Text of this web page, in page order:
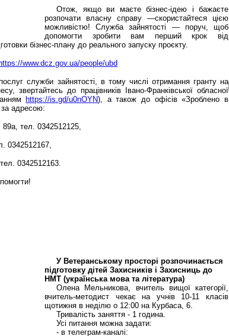
Отож, якщо ви маєте бізнес-ідею і бажаєте
розпочати власну справу —скористайтеся цією
можливістю! Служба зайнятості — поруч, щоб
допомогти зробити вам перший крок від
бізнес-плану до реального запуску проєкту.
https://www.dcz.gov.ua/people/ubd
служби зайнятості, в тому числі отримання гранту на
звертайтесь до працівників Івано-Франківської обласної
https://is.gd/u0nOYN), а також до офісів «Зроблено в
за адресою:
тел. 0342512125,
0342512167,
0342512163.
У Ветеранському просторі розпочинається
підготовку дітей Захисників і Захисниць до
НМТ (українська мова та література)
Олена Мельникова, вчитель вищої категорії,
вчитель-методист чекає на учнів 10-11 класів
щотижня в неділю о 12:00 на Курбаса, 6.
Тривалість заняття - 1 година.
Усі питання можна задати:
- в телеграм-каналі: